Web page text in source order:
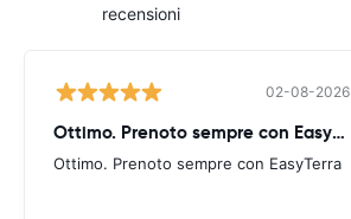
recensioni
02-08-2026
Ottimo. Prenoto sempre con EasyTerra
Ottimo. Prenoto sempre con EasyTerra